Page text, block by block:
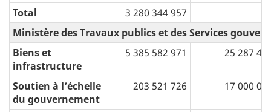
Total 3 280 344 957
Ministère des Travaux publics et des Services
Biens et
infrastructure
5 385 582 971 25 287
Soutien à l’échelle
du gouvernement
203 521 726 17 000